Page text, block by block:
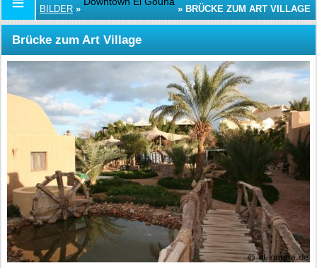
BILDER » » BRÜCKE ZUM ART VILLAGE
Brücke zum Art Village